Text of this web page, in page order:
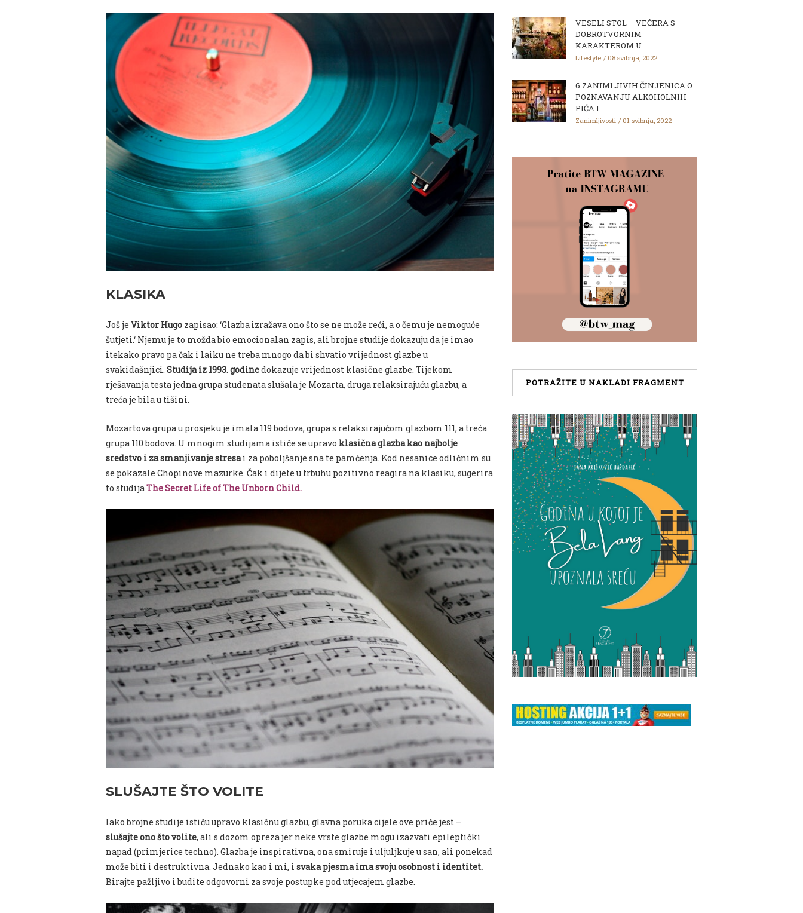
KLASIKA
Još je Viktor Hugo zapisao: ‘Glazba izražava ono što se ne može reći, a o čemu je nemoguće
šutjeti.‘ Njemu je to možda bio emocionalan zapis, ali brojne studije dokazuju da je imao
itekako pravo pa čak i laiku ne treba mnogo da bi shvatio vrijednost glazbe u
svakidašnjici. Studija iz 1993. godinedokazuje vrijednost klasične glazbe. Tijekom
rješavanja testa jedna grupa studenata slušala je Mozarta, druga relaksirajuću glazbu, a
trećaje bilau tišini.
Mozartova grupa u prosjeku je imala 119 bodova, grupa s relaksirajućom glazbom 111, a treća
grupa 110 bodova. U mnogim studijama ističe se upravo klasična glazba kao najbolje
sredstvo i za smanjivanje stresai za poboljšanje sna te pamćenja. Kod nesanice odličnim su
se pokazale Chopinove mazurke. Čak i dijete u trbuhu pozitivno reagira na klasiku, sugerira
to studijaThe Secret Life of The Unborn Child.
SLUŠAJTE ŠTO VOLITE
Iako brojne studije ističu upravo klasičnu glazbu, glavna poruka cijele ove priče jest –
slušajte ono što volite, ali s dozom opreza jer neke vrste glazbe mogu izazvati epileptički
napad (primjerice techno). Glazba je inspirativna, ona smiruje i uljuljkuje u san, ali ponekad
može biti i destruktivna. Jednako kao i mi, i svaka pjesma ima svoju osobnost i identitet.
Birajte pažljivo i budite odgovorni za svoje postupke pod utjecajem glazbe.
VESELI STOL – VEČERA S
DOBROTVORNIM
KARAKTEROM U...
Lifestyle 08 svibnja, 2022
6 ZANIMLJIVIH ČINJENICA O
POZNAVANJU ALKOHOLNIH
PIĆA I...
Zanimljivosti 01 svibnja, 2022
POTRAŽITE U NAKLADI FRAGMENT